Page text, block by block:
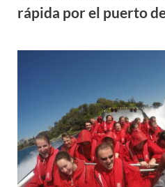
rápida por el puerto